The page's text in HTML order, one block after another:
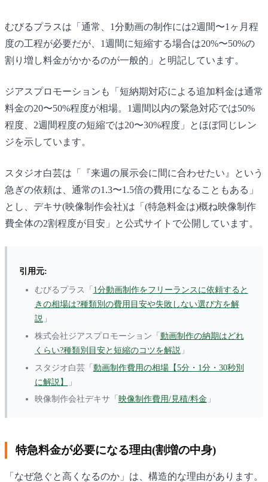
むびるプラスは「通常、1分動画の制作には2週間〜1ヶ月程
度の工程が必要だが、1週間に短縮する場合は20%〜50%の
割り増し料金がかかるのが一般的」と明記しています。
ジアスプロモーションも「短納期対応による追加料金は通常
料金の20〜50%程度が相場。1週間以内の緊急対応では50%
程度、2週間程度の短縮では20〜30%程度」とほぼ同じレン
ジを示しています。
スタジオ白芸は「『来週の展示会に間に合わせたい』という
急ぎの依頼は、通常の1.3〜1.5倍の費用になることもある」
とし、デキサ(映像制作会社)は「(特急料金は)概ね映像制作
費全体の2割程度が目安」と公式サイトで公開しています。
引用元:
むびるプラス「 1分動画制作をフリーランスに依頼すると
きの相場は?種類別の費用目安や失敗しない選び方を解
説 」
株式会社ジアスプロモーション「 動画制作の納期はどれ
くらい?種類別目安と短縮のコツを解説 」
スタジオ白芸「 動画制作費用の相場【5分・1分・30秒別
に解説】
」
映像制作会社デキサ「 映像制作費用/見積/料金 」
特急料金が必要になる理由(割増の中身)
「なぜ急ぐと高くなるのか」は、構造的な理由があります。